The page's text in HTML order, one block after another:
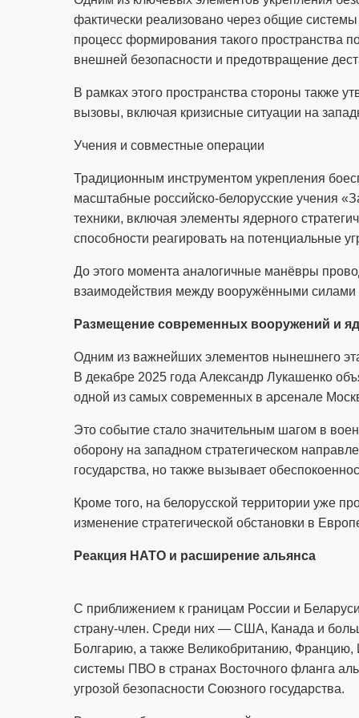
фактически реализовано через общие
процесс формирования такого пространства
внешней безопасности и предотвращение
В рамках этого пространства стороны также
вызовы, включая кризисные ситуации на
Учения и совместные операции
Традиционным инструментом укрепления
масштабные российско-белорусские учения
техники, включая элементы ядерного
способности реагировать на потенциальные
До этого момента аналогичные манёвры
взаимодействия между вооружёнными силами
Размещение современных вооружений и
Одним из важнейших элементов нынешнего
В декабре 2025 года Александр Лукашенко
одной из самых современных в арсенале
Это событие стало значительным шагом в
оборону на западном стратегическом
государства, но также вызывает
Кроме того, на белорусской территории уже
изменение стратегической обстановки в
Реакция НАТО и расширение альянса
С приближением к границам России и
страну-член. Среди них — США, Канада и
Болгарию, а также Великобританию, Францию,
системы ПВО в странах Восточного фланга
угрозой безопасности Союзного государства.